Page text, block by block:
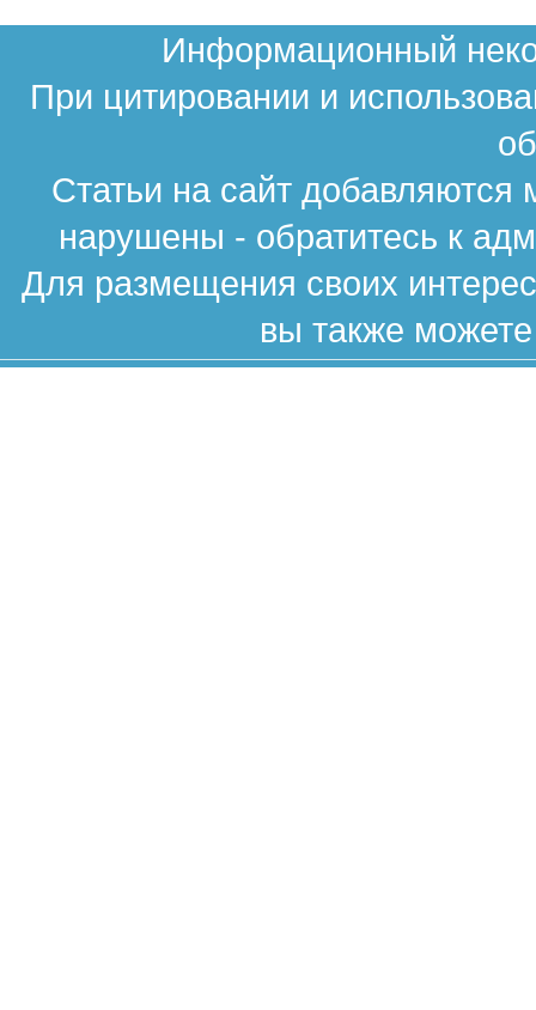
Информационный
При цитировании и
Статьи на сайт
нарушены - обратитесь к
Для размещения своих
вы также